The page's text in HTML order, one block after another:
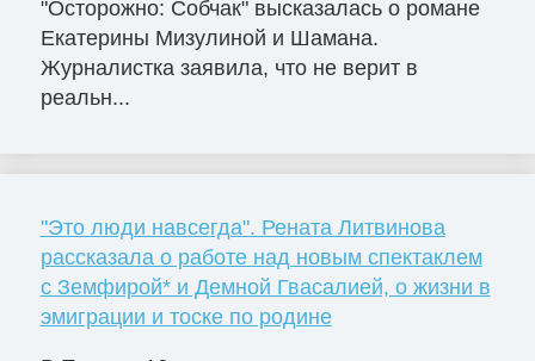
"Осторожно: Собчак" высказалась о романе
Екатерины Мизулиной и Шамана.
Журналистка заявила, что не верит в
реальн...
"Это люди навсегда". Рената Литвинова
рассказала о работе над новым спектаклем
с Земфирой* и Демной Гвасалией, о жизни в
эмиграции и тоске по родине